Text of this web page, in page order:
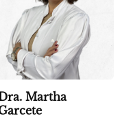
Martha